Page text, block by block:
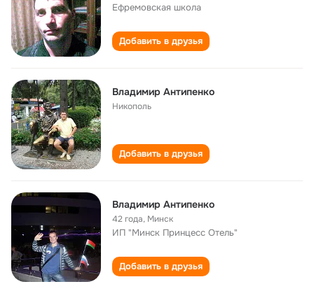
Ефремовская школа
Добавить в друзья
Владимир Антипенко
Никополь
Добавить в друзья
Владимир Антипенко
42 года, Минск
ИП "Минск Принцесс Отель"
Добавить в друзья